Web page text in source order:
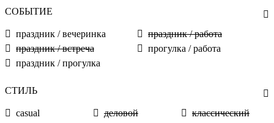
СОБЫТИЕ
праздник / вечеринка
праздник / встреча
праздник / прогулка
праздник / работа
прогулка / работа
СТИЛЬ
casual деловой классический